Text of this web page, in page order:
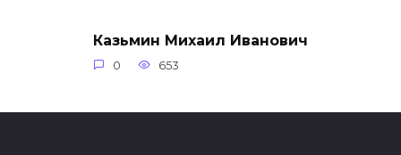
Казьмин Михаил Иванович
0 653